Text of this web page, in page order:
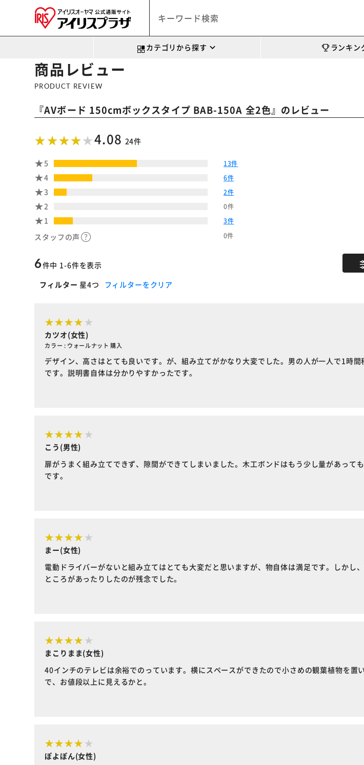
カテゴリから探す ランキン
商品レビュー
PRODUCT REVIEW
『AVボード 150cmボックスタイプ BAB-150A 全2色』のレビュー
4.08 24件
5 13件
4 6件
3 2件
2 0件
1 3件
スタッフの声 0件
6件中 1-6件を表示
フィルター 星4つ フィルターをクリア
カツオ(女性)
カラー : ウォールナット 購入
デザイン、高さはとても良いです。が、組み立てがかなり大変でした。男の人が一人で1時
です。説明書自体は分かりやすかったです。
こう(男性)
扉がうまく組み立てできず、隙間ができてしまいました。木工ボンドはもう少し量があって
です。
まー(女性)
電動ドライバーがないと組み立てはとても大変だと思いますが、物自体は満足です。しかし
ところがあったりしたのが残念でした。
まこりまま(女性)
40インチのテレビは余裕でのっています。横にスペースができたので小さめの観葉植物を置
で、お値段以上に見えるかと。
ぽよぽん(女性)